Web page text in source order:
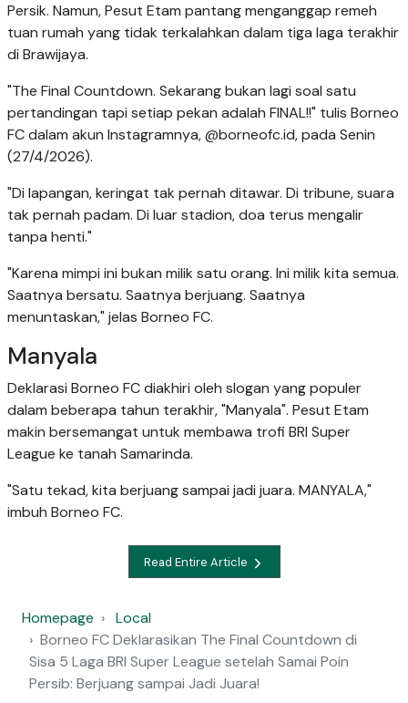
Persik. Namun, Pesut Etam pantang menganggap remeh
tuan rumah yang tidak terkalahkan dalam tiga laga terakhir
di Brawijaya.
"The Final Countdown. Sekarang bukan lagi soal satu
pertandingan tapi setiap pekan adalah FINAL!!" tulis Borneo
FC dalam akun Instagramnya, @borneofc.id, pada Senin
(27/4/2026).
"Di lapangan, keringat tak pernah ditawar. Di tribune, suara
tak pernah padam. Di luar stadion, doa terus mengalir
tanpa henti."
"Karena mimpi ini bukan milik satu orang. Ini milik kita semua.
Saatnya bersatu. Saatnya berjuang. Saatnya
menuntaskan," jelas Borneo FC.
Manyala
Deklarasi Borneo FC diakhiri oleh slogan yang populer
dalam beberapa tahun terakhir, "Manyala". Pesut Etam
makin bersemangat untuk membawa trofi BRI Super
League ke tanah Samarinda.
"Satu tekad, kita berjuang sampai jadi juara. MANYALA,"
imbuh Borneo FC.
Read Entire Article
Homepage
Local
Borneo FC Deklarasikan The Final Countdown di
Sisa 5 Laga BRI Super League setelah Samai Poin
Persib: Berjuang sampai Jadi Juara!